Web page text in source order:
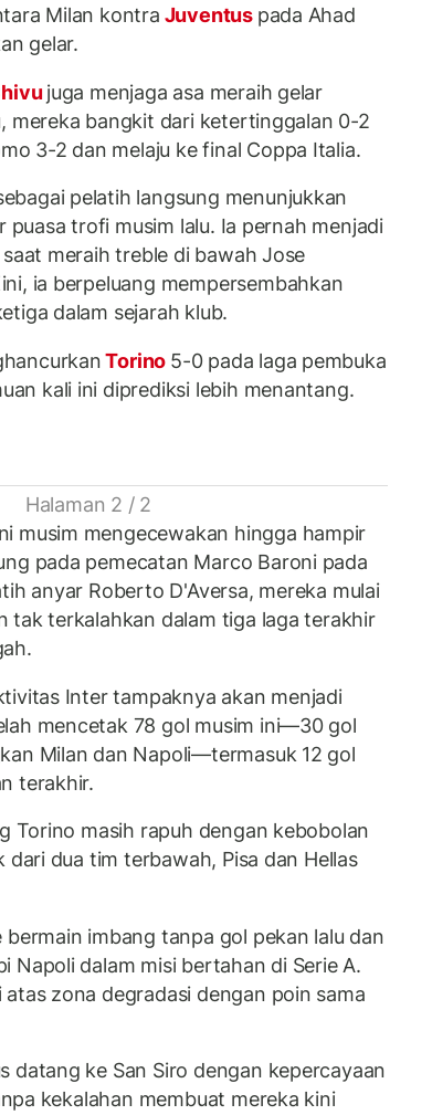
Milan kontra Juventus pada Ahad
gelar.
juga menjaga asa meraih gelar
mereka bangkit dari ketertinggalan 0-2
3-2 dan melaju ke final Coppa Italia.
pelatih langsung menunjukkan
puasa trofi musim lalu. Ia pernah menjadi
meraih treble di bawah Jose
ia berpeluang mempersembahkan
dalam sejarah klub.
Torino 5-0 pada laga pembuka
kali ini diprediksi lebih menantang.
Halaman 2 / 2
musim mengecewakan hingga hampir
pada pemecatan Marco Baroni pada
anyar Roberto D'Aversa, mereka mulai
tak terkalahkan dalam tiga laga terakhir
Inter tampaknya akan menjadi
mencetak 78 gol musim ini—30 gol
Milan dan Napoli—termasuk 12 gol
terakhir.
Torino masih rapuh dengan kebobolan
dari dua tim terbawah, Pisa dan Hellas
bermain imbang tanpa gol pekan lalu dan
Napoli dalam misi bertahan di Serie A.
zona degradasi dengan poin sama
datang ke San Siro dengan kepercayaan
kekalahan membuat mereka kini